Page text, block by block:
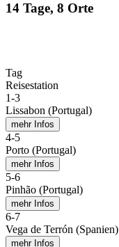
14 Tage, 8 Orte
Tag
Reisestation
1-3
Lissabon (Portugal)
mehr Infos
4-5
Porto (Portugal)
mehr Infos
5-6
Pinhão (Portugal)
mehr Infos
6-7
Vega de Terrón (Spanien)
mehr Infos